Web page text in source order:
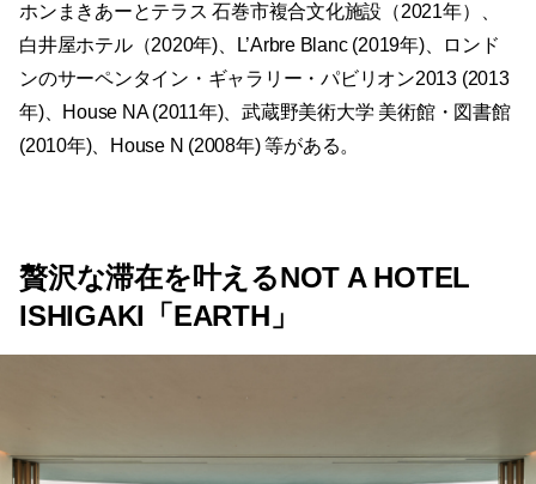
ホンまきあーとテラス 石巻市複合文化施設（2021年）、
白井屋ホテル（2020年)、L’Arbre Blanc (2019年)、ロンド
ンのサーペンタイン・ギャラリー・パビリオン2013 (2013
年)、House NA (2011年)、武蔵野美術大学 美術館・図書館
(2010年)、House N (2008年) 等がある。
贅沢な滞在を叶えるNOT A HOTEL
ISHIGAKI「EARTH」